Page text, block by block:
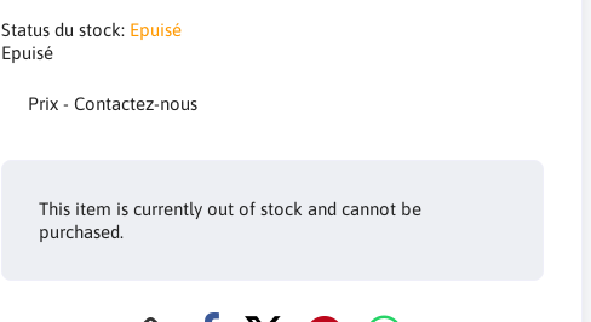
Status du stock: Epuisé
Epuisé
Prix - Contactez-nous
This item is currently out of stock and cannot be
purchased.